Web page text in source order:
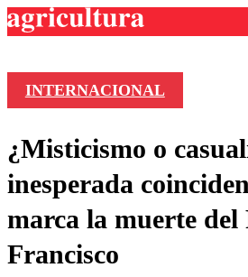
Frecuencias
Agricultura TV
Deportes
Colo Colo
Motor
Entretención
Vida Social
INTERNACIONAL
¿Misticismo o
inesperada
marca la muerte del
Francisco